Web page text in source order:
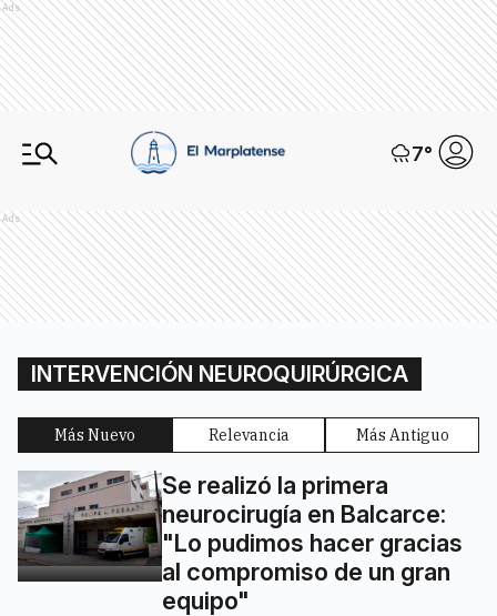
Ads
7°
Ads
INTERVENCIÓN NEUROQUIRÚRGICA
Más Nuevo Relevancia Más Antiguo
Se realizó la primera
neurocirugía en Balcarce:
"Lo pudimos hacer gracias
al compromiso de un gran
equipo"